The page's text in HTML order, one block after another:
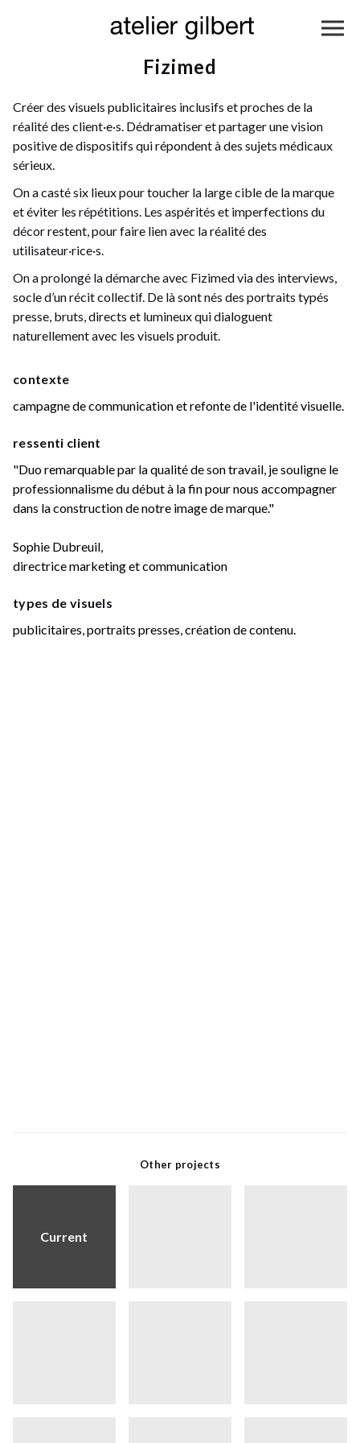
Other projects
Current
Fizimed
Créer des visuels publicitaires inclusifs et proches de la
réalité des client·e·s. Dédramatiser et partager une vision
positive de dispositifs qui répondent à des sujets médicaux
sérieux.
On a casté six lieux pour toucher la large cible de la marque
et éviter les répétitions. Les aspérités et imperfections du
décor restent, pour faire lien avec la réalité des
utilisateur·rice·s.
On a prolongé la démarche avec Fizimed via des interviews,
socle d’un récit collectif. De là sont nés des portraits typés
presse, bruts, directs et lumineux qui dialoguent
naturellement avec les visuels produit.
contexte
campagne de communication et refonte de l'identité visuelle.
ressenti client
"Duo remarquable par la qualité de son travail, je souligne le
professionnalisme du début à la fin pour nous accompagner
dans la construction de notre image de marque."
Sophie Dubreuil,
directrice marketing et communication
types de visuels
publicitaires, portraits presses, création de contenu.